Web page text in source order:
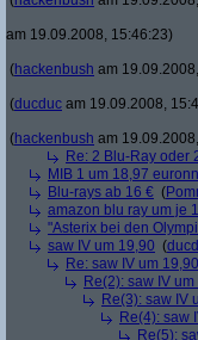
am 19.09.2008, 15:46:23)
(hackenbush am
(ducduc am 19.09.2008,
(hackenbush am
Re: 2 Blu-Ray oder
MIB 1 um 18,97
Blu-rays ab 16 € (
amazon blu ray um je
"Asterix bei den
saw IV um 19,90 (
Re: saw IV um 19,90
Re(2): saw IV um
Re(3): saw IV
Re(4): saw
Re(5):